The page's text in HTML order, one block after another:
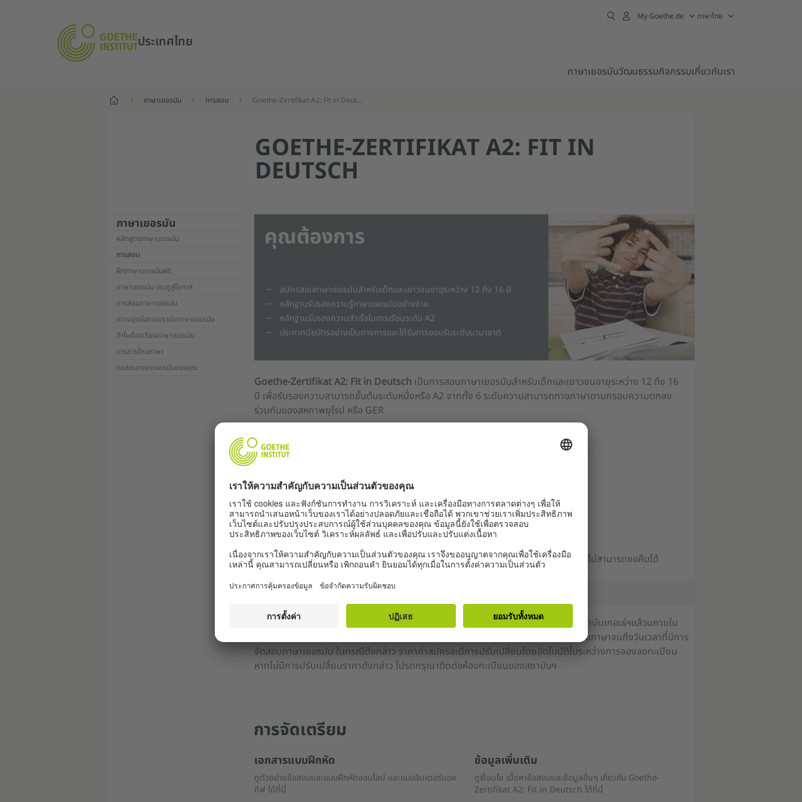
ประเทศไทย
My Goethe.de ภาษาไทย
ภาษาเยอรมันวัฒนธรรมกิจกรรมเกี่ยวกับเรา
หน้าแรก ภาษาเยอรมัน การสอบ Goethe-Zertifikat A2: Fit in Deutsch
ภาษาเยอรมัน
หลักสูตรภาษาเยอรมัน
การสอบ
ฝึกภาษาเยอรมันฟรี
ภาษาเยอรมัน ประตูสู่โอกาส
การสอนภาษาเยอรมัน
ความมุ่งมั่นของเราต่อภาษาเยอรมัน
ทำไมต้องเรียนภาษาเยอรมัน
วารสารด้านภาษา
ทดสอบภาษาเยอรมันของคุณ
GOETHE-ZERTIFIKAT A2: FIT IN
DEUTSCH
Foto: Getty Images/Comstock Images
คุณต้องการ
สมัครสอบภาษาเยอรมันสำหรับเด็กและเยาวชนอายุระหว่าง 12 ถึง 16 ปี
หลักฐานรับรองความรู้ภาษาเยอรมันอย่างง่าย
หลักฐานรับรองความสำเร็จในการเรียนระดับ A2
ประกาศนียบัตรอย่างเป็นทางการและได้รับการยอมรับระดับนานาชาติ
Goethe-Zertifikat A2: Fit in Deutsch เป็นการสอบภาษาเยอรมันสำหรับเด็กและเยาวชนอายุระหว่าง 12 ถึง 16
ปี เพื่อรับรองความสามารถขั้นต้นระดับหนึ่งหรือ A2 จากทั้ง 6 ระดับความสามารถทางภาษาตามกรอบความตกลง
ร่วมกันของสหภาพยุโรป หรือ GER
เมื่อคุณสอบผ่าน คุณจะสามารถ
เขียนจดหมายหรืออีเมลโดยให้หรือร้องขอข้อมูลได้
เข้าใจข้อมูลสำคัญเกี่ยวกับเรื่องต่างๆ ในชีวิตประจำวันจากบทสนทนาหรือบทอ่าน
ยกเลิกการเปลี่ยนแปลงวันสอบ
ไม่สามารถเปลี่ยนแปลงวันสอบหรือยกเลิกวันสอบที่ได้จองไว้แล้วได้ ค่าธรรมเนียมการสอบไม่สามารถขอคืนได้
*) ราคาที่ถูกกว่าราคาปรกติที่ปรากฏเป็นราคาสำหรับผู้ที่เคยเรียนคอร์สภาษาเยอรมันที่สถาบันเกอเธ่ฯแล้วนภายใน
เวลาหกเดือนที่ผ่านมา ระยะเวลาหกเดือนดังกล่าวหมายถึงช่วงเวลาตั้งแต่การจบคอร์สเรียนภาษาจนถึงวันเวลาที่มีการ
จัดสอบภาษาเยอรมัน ในกรณีดังกล่าว ราคาค่าสมัครจะมีการปรับเปลี่ยนโดยอัตโนมัติในระหว่างการจองลงทะเบียน
หากไม่มีการปรับเปลี่ยนราคาดังกล่าว โปรดกรุณาติดต่อห้องทะเบียนของสถาบันฯ
การจัดเตรียม
เอกสารแบบฝึกหัด
ดูตัวอย่างข้อสอบและแบบฝึกหัดออนไลน์ และแบบอินเตอร์แอค
ทีฟ ได้ที่นี่
ข้อมูลเพิ่มเติม
ดูเงื่อนไข เนื้อหาข้อสอบและข้อมูลอื่นๆ เกี่ยวกับ Goethe-
Zertifikat A2: Fit in Deutsch ได้ที่นี่